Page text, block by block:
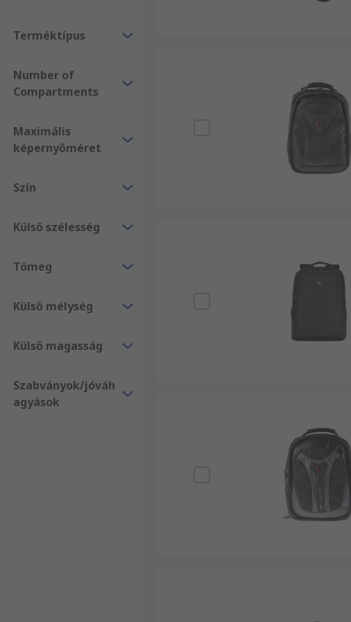
Terméktípus
Number of
Compartments
Maximális
képernyőméret
Szín
Külső szélesség
Tömeg
Külső mélység
Külső magasság
Szabványok/jóváh
agyások